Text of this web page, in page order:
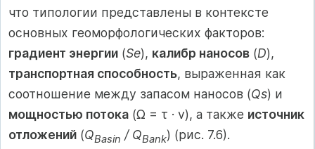
что типологии представлены в контексте
основных геоморфологических факторов:
градиент энергии (Se), калибр наносов (D),
транспортная способность, выраженная как
соотношение между запасом наносов (Qs) и
мощностью потока (Ω = τ · v), а также источник
отложений (QBasin / QBank) (рис. 7.6).